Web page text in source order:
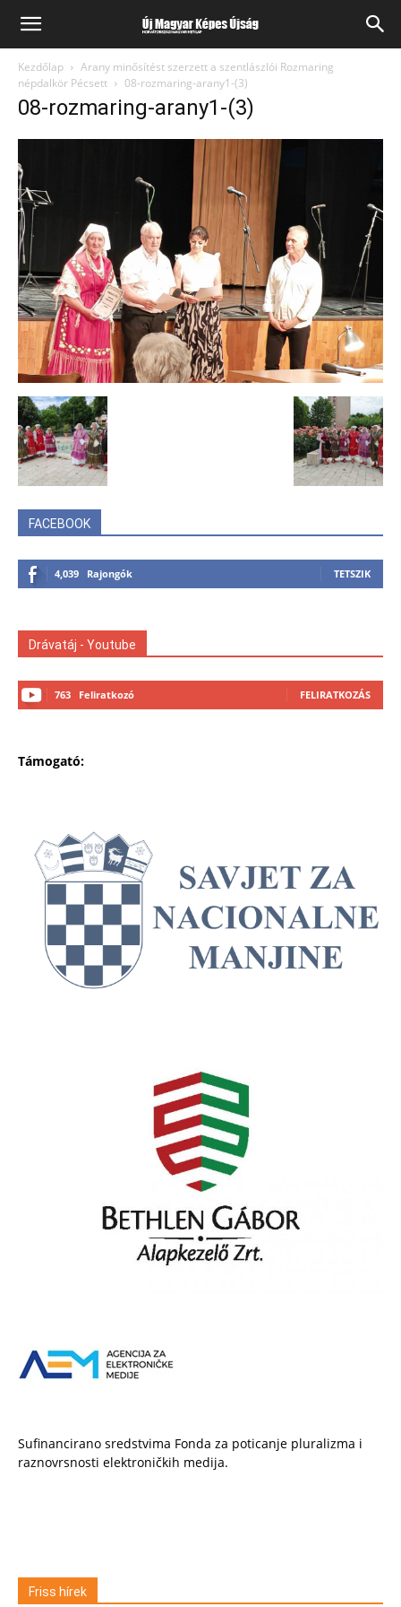
Kezdőlap
Arany minősítést szerzett a szentlászlói Rozmaring
népdalkör Pécsett
08-rozmaring-arany1-(3)
08-rozmaring-arany1-(3)
FACEBOOK
4,039 Rajongók TETSZIK
Drávatáj - Youtube
763 Feliratkozó FELIRATKOZÁS
Támogató:
Sufinancirano sredstvima Fonda za poticanje pluralizma i
raznovrsnosti elektroničkih medija.
Friss hírek